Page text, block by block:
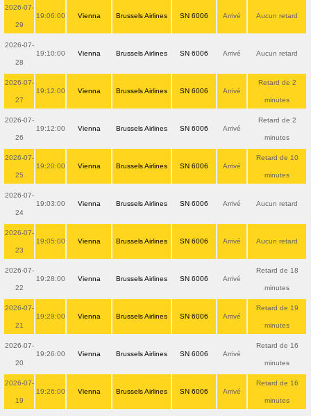
2026-07-
29
19:06:00 Vienna Brussels Airlines SN 6006 Arrivé Aucun retard
2026-07-
28
19:10:00 Vienna Brussels Airlines SN 6006 Arrivé Aucun retard
2026-07-
27
19:12:00 Vienna Brussels Airlines SN 6006 Arrivé
Retard de 2
minutes
2026-07-
26
19:12:00 Vienna Brussels Airlines SN 6006 Arrivé
Retard de 2
minutes
2026-07-
25
19:20:00 Vienna Brussels Airlines SN 6006 Arrivé
Retard de 10
minutes
2026-07-
24
19:03:00 Vienna Brussels Airlines SN 6006 Arrivé Aucun retard
2026-07-
23
19:05:00 Vienna Brussels Airlines SN 6006 Arrivé Aucun retard
2026-07-
22
19:28:00 Vienna Brussels Airlines SN 6006 Arrivé
Retard de 18
minutes
2026-07-
21
19:29:00 Vienna Brussels Airlines SN 6006 Arrivé
Retard de 19
minutes
2026-07-
20
19:26:00 Vienna Brussels Airlines SN 6006 Arrivé
Retard de 16
minutes
2026-07-
19
19:26:00 Vienna Brussels Airlines SN 6006 Arrivé
Retard de 16
minutes